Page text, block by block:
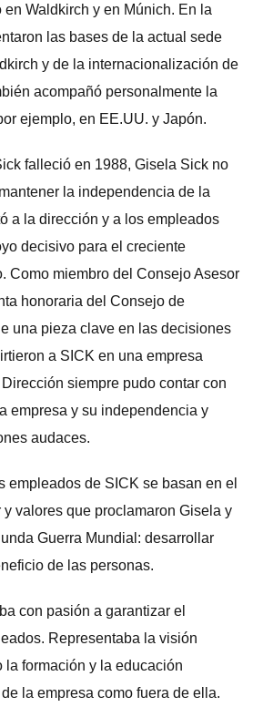
Waldkirch y en Múnich. En la
las bases de la actual sede
y de la internacionalización de
acompañó personalmente la
ejemplo, en EE.UU. y Japón.
falleció en 1988, Gisela Sick no
la independencia de la
a la dirección y a los empleados
decisivo para el creciente
Como miembro del Consejo Asesor
honoraria del Consejo de
una pieza clave en las decisiones
a SICK en una empresa
siempre pudo contar con
empresa y su independencia y
audaces.
empleados de SICK se basan en el
valores que proclamaron Gisela y
Guerra Mundial: desarrollar
de las personas.
con pasión a garantizar el
Representaba la visión
la formación y la educación
la empresa como fuera de ella.